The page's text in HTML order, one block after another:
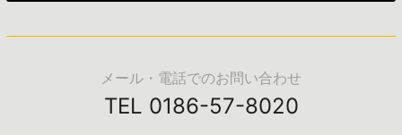
メール・電話でのお問い合わせ
TEL 0186-57-8020